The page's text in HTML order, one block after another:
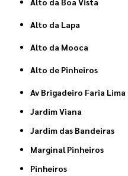
Alto da Lapa
Alto da Mooca
Alto de Pinheiros
Av Brigadeiro Faria Lima
Jardim Viana
Jardim das Bandeiras
Marginal Pinheiros
Pinheiros